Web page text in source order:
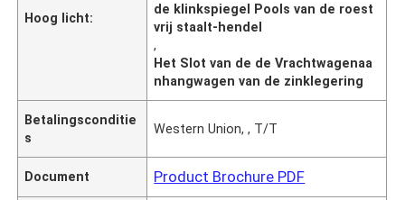
Hoog licht:
de klinkspiegel Pools van de roest
vrij staalt-hendel
,
Het Slot van de de Vrachtwagenaa
nhangwagen van de zinklegering
Betalingsconditie
s
Western Union, , T/T
Document Product Brochure PDF